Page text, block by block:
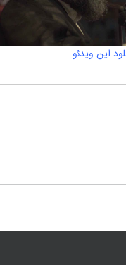
این ویدئو